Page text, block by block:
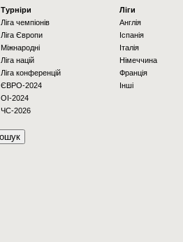
Турніри
Ліга чемпіонів
Ліга Європи
Міжнародні
Ліга націй
Ліга конференцій
ЄВРО-2024
OI-2024
ЧС-2026
Ліги
Англія
Іспанія
Італія
Німеччина
Франція
Інші